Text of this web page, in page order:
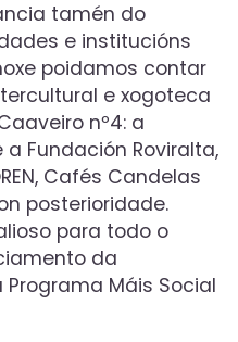
tamén do
e institucións
poidamos contar
e xogoteca
nº4: a
Fundación Roviralta,
Cafés Candelas
posterioridade.
para todo o
da
Programa Máis Social